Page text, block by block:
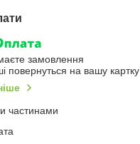
замовлення
повернуться на вашу картку
частинами